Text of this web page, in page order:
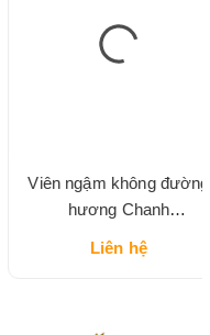
Viên ngậm không đường
hương Chanh
Liên hệ